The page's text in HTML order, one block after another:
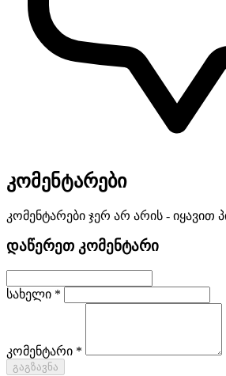
კომენტარები
კომენტარები ჯერ არ არის - იყავით
დაწერეთ კომენტარი
სახელი *
კომენტარი *
გაგზავნა